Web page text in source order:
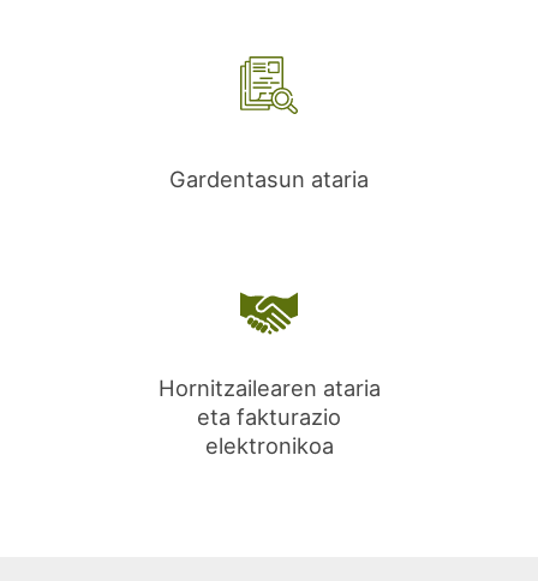
Gardentasun ataria
Hornitzailearen ataria
eta fakturazio
elektronikoa